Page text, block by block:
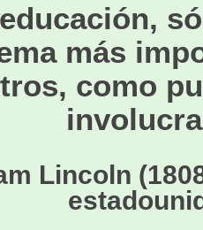
más
como
Lincoln